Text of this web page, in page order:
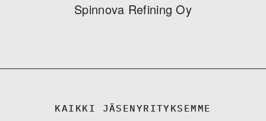
Spinnova Refining Oy
KAIKKI JÄSENYRITYKSEMME